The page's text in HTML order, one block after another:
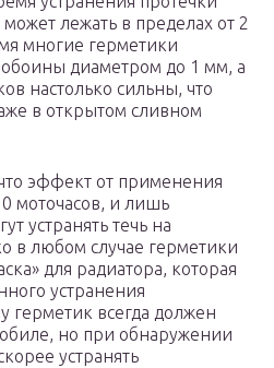
лежать в пределах от 2
многие герметики
диаметром до 1 мм, а
настолько сильны, что
в открытом сливном
эффект от применения
моточасов, и лишь
устранять течь на
в любом случае герметики
для радиатора, которая
устранения
герметик всегда должен
но при обнаружении
устранять